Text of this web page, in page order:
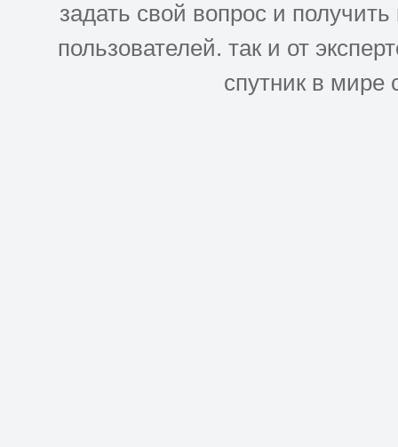
задать свой вопрос и
пользователей. так и от
спутник в